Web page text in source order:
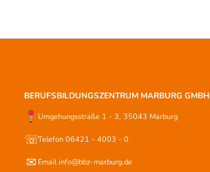
BERUFSBILDUNGSZENTRUM MARBURG GMBH
Umgehungsstraße 1 - 3, 35043 Marburg
☏Telefon 06421 - 4003 - 0
✉ Email info@bbz-marburg.de